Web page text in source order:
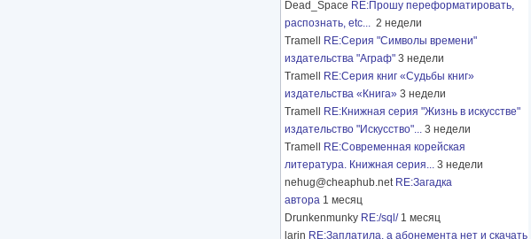
Dead_Space RE:Прошу переформатировать,
распознать, etc... 2 недели
Tramell
RE:Серия "Символы времени"
издательства "Аграф" 3 недели
Tramell
RE:Серия книг «Судьбы книг»
издательства «Книга» 3 недели
Tramell
RE:Книжная серия "Жизнь в искусстве"
издательство "Искусство"... 3 недели
Tramell
RE:Современная корейская
литература. Книжная серия... 3 недели
nehug@cheaphub.net RE:Загадка
автора 1 месяц
Drunkenmunky RE:/sql/ 1 месяц
larin RE:Заплатила, а абонемента нет и скачать